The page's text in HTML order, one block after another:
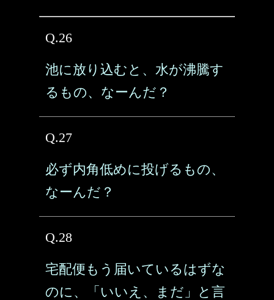
Q.26
池に放り込むと、水が沸騰す
るもの、なーんだ？
Q.27
必ず内角低めに投げるもの、
なーんだ？
Q.28
宅配便もう届いているはずな
のに、「いいえ、まだ」と言